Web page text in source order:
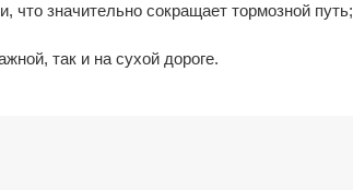
значительно сокращает тормозной путь;
так и на сухой дороге.